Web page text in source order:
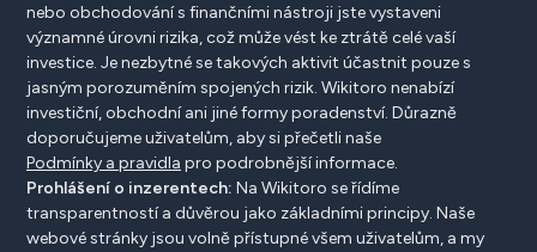
nebo obchodování s finančními nástroji jste vystaveni
významné úrovni rizika, což může vést ke ztrátě celé vaší
investice. Je nezbytné se takových aktivit účastnit pouze s
jasným porozuměním spojených rizik. Wikitoro nenabízí
investiční, obchodní ani jiné formy poradenství. Důrazně
doporučujeme uživatelům, aby si přečetli naše
Podmínky a pravidla pro podrobnější informace.
Prohlášení o inzerentech: Na Wikitoro se řídíme
transparentností a důvěrou jako základními principy. Naše
webové stránky jsou volně přístupné všem uživatelům, a my